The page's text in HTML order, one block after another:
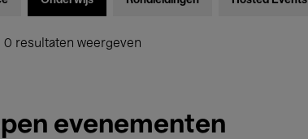
0 resultaten weergeven
evenementen